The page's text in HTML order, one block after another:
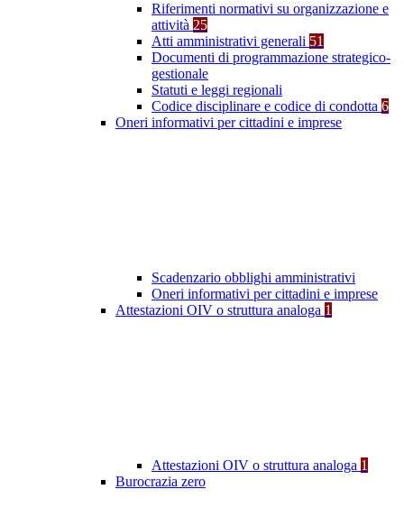
Riferimenti normativi su organizzazione e
attività 25
Atti amministrativi generali 51
Documenti di programmazione strategico-
gestionale
Statuti e leggi regionali
Codice disciplinare e codice di condotta 6
Oneri informativi per cittadini e imprese
Scadenzario obblighi amministrativi
Oneri informativi per cittadini e imprese
Attestazioni OIV o struttura analoga 1
Attestazioni OIV o struttura analoga 1
Burocrazia zero